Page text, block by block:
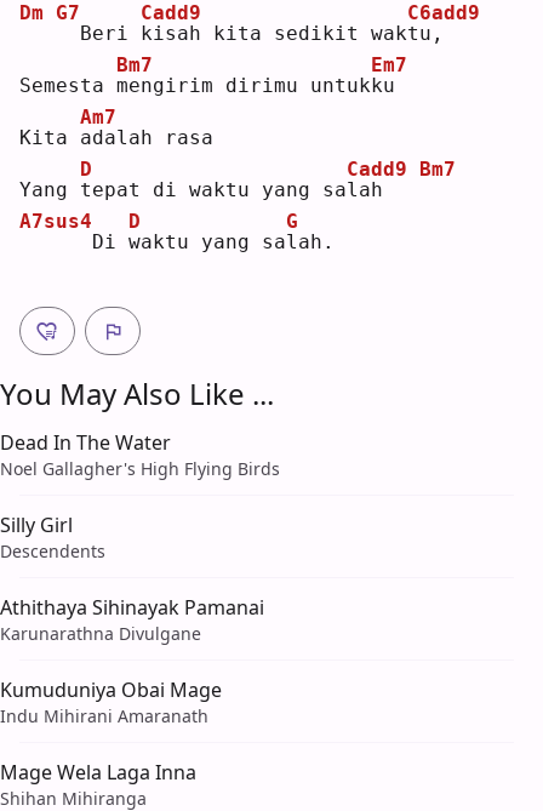
Dm
G7
Beri k
Cadd9
isah kita sedikit wakt
C6add9
u,
Semesta m
Bm7
engirim dirimu untukk
Em7
u
Kita a
Am7
dalah rasa
Yang t
D
epat di waktu yang sal
Cadd9
ah
Bm7
A7sus4
     Di
w
D
aktu yang sal
G
ah.
You May Also Like ...
Dead In The Water
Noel Gallagher's High Flying Birds
Silly Girl
Descendents
Athithaya Sihinayak Pamanai
Karunarathna Divulgane
Kumuduniya Obai Mage
Indu Mihirani Amaranath
Mage Wela Laga Inna
Shihan Mihiranga